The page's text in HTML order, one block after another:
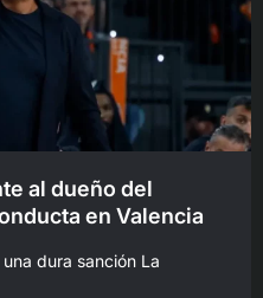
al dueño del
en Valencia
dura sanción La